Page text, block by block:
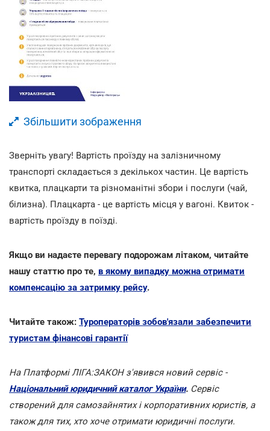
Збільшити зображення
Зверніть увагу! Вартість проїзду на залізничному
транспорті складається з декількох частин. Це вартість
квитка, плацкарти та різноманітні збори і послуги (чай,
білизна). Плацкарта - це вартість місця у вагоні. Квиток -
вартість проїзду в поїзді.
Якщо ви надаєте перевагу подорожам літаком, читайте
нашу статтю про те, в якому випадку можна отримати
компенсацію за затримку рейсу.
Читайте також: Туроператорів зобов'язали забезпечити
туристам фінансові гарантії
На Платформі ЛІГА:ЗАКОН з'явився новий сервіс -
Національний юридичний каталог України. Сервіс
створений для самозайнятих і корпоративних юристів, а
також для тих, хто хоче отримати юридичні послуги.